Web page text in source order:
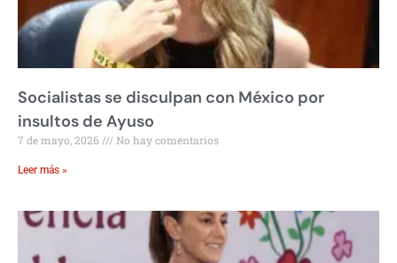
Socialistas se disculpan con México por
insultos de Ayuso
7 de mayo, 2026 No hay comentarios
Leer más »